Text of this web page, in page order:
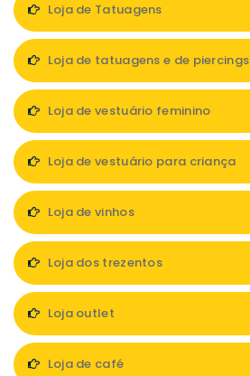
Loja de Tatuagens
Loja de tatuagens e de piercings
Loja de vestuário feminino
Loja de vestuário para criança
Loja de vinhos
Loja dos trezentos
Loja outlet
Loja de café